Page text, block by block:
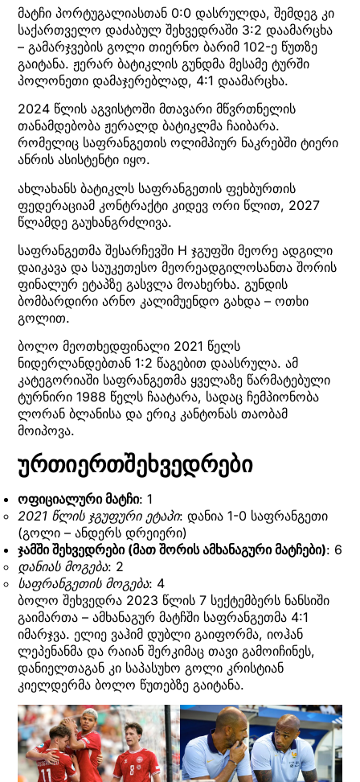
მატჩი პორტუგალიასთან 0:0 დასრულდა, შემდეგ კი
საქართველო დაძაბულ შეხვედრაში 3:2 დაამარცხა
– გამარჯვების გოლი თიერნო ბარიმ 102-ე წუთზე
გაიტანა. ჟერარ ბატიკლის გუნდმა მესამე ტურში
პოლონეთი დამაჯერებლად, 4:1 დაამარცხა.
2024 წლის აგვისტოში მთავარი მწვრთნელის
თანამდებობა ჟერალდ ბატიკლმა ჩაიბარა.
რომელიც საფრანგეთის ოლიმპიურ ნაკრებში ტიერი
ანრის ასისტენტი იყო.
ახლახანს ბატიკლს საფრანგეთის ფეხბურთის
ფედერაციამ კონტრაქტი კიდევ ორი წლით, 2027
წლამდე გაუხანგრძლივა.
საფრანგეთმა შესარჩევში H ჯგუფში მეორე ადგილი
დაიკავა და საუკეთესო მეორეადგილოსანთა შორის
ფინალურ ეტაპზე გასვლა მოახერხა. გუნდის
ბომბარდირი არნო კალიმუენდო გახდა – ოთხი
გოლით.
ბოლო მეოთხედფინალი 2021 წელს
ნიდერლანდებთან 1:2 წაგებით დაასრულა. ამ
კატეგორიაში საფრანგეთმა ყველაზე წარმატებული
ტურნირი 1988 წელს ჩაატარა, სადაც ჩემპიონობა
ლორან ბლანისა და ერიკ კანტონას თაობამ
მოიპოვა.
ურთიერთშეხვედრები
ოფიციალური მატჩი: 1
2021 წლის ჯგუფური ეტაპი: დანია 1-0 საფრანგეთი
(გოლი – ანდერს დრეიერი)
ჯამში შეხვედრები (მათ შორის ამხანაგური მატჩები): 6
დანიას მოგება: 2
საფრანგეთის მოგება: 4
ბოლო შეხვედრა 2023 წლის 7 სექტემბერს ნანსიში
გაიმართა – ამხანაგურ მატჩში საფრანგეთმა 4:1
იმარჯვა. ელიე ვაჰიმ დუბლი გაიფორმა, იოჰან
ლეპენანმა და რაიან შერკიმაც თავი გამოიჩინეს,
დანიელთაგან კი საპასუხო გოლი კრისტიან
კიელდერმა ბოლო წუთებზე გაიტანა.